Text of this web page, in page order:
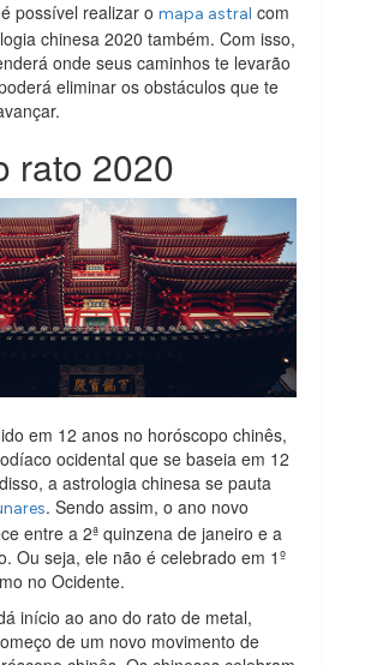
possível realizar omapa astral com
chinesa 2020 também. Com isso,
onde seus caminhos te levarão
eliminar os obstáculos que te
rato 2020
em 12 anos no horóscopo chinês,
ocidental que se baseia em 12
a astrologia chinesa se pauta
. Sendo assim, o ano novo
entre a 2ª quinzena de janeiro e a
Ou seja, ele não é celebrado em 1º
no Ocidente.
início ao ano do rato de metal,
de um novo movimento de